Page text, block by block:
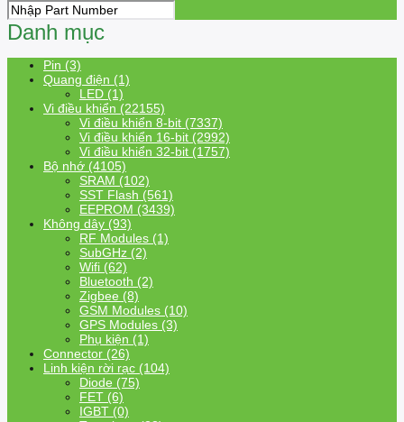
Danh mục
Pin (3)
Quang điện (1)
LED (1)
Vi điều khiển (22155)
Vi điều khiển 8-bit (7337)
Vi điều khiển 16-bit (2992)
Vi điều khiển 32-bit (1757)
Bộ nhớ (4105)
SRAM (102)
SST Flash (561)
EEPROM (3439)
Không dây (93)
RF Modules (1)
SubGHz (2)
Wifi (62)
Bluetooth (2)
Zigbee (8)
GSM Modules (10)
GPS Modules (3)
Phụ kiện (1)
Connector (26)
Linh kiện rời rạc (104)
Diode (75)
FET (6)
IGBT (0)